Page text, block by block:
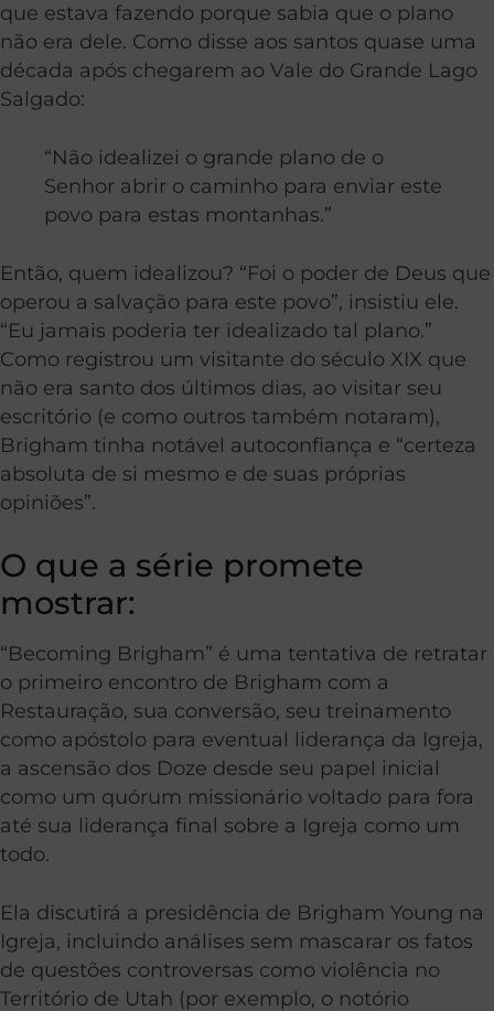
que estava fazendo porque sabia que o plano
não era dele. Como disse aos santos quase uma
década após chegarem ao Vale do Grande Lago
Salgado:
“Não idealizei o grande plano de o
Senhor abrir o caminho para enviar este
povo para estas montanhas.”
Então, quem idealizou? “Foi o poder de Deus que
operou a salvação para este povo”, insistiu ele.
“Eu jamais poderia ter idealizado tal plano.”
Como registrou um visitante do século XIX que
não era santo dos últimos dias, ao visitar seu
escritório (e como outros também notaram),
Brigham tinha notável autoconfiança e “certeza
absoluta de si mesmo e de suas próprias
opiniões”.
O que a série promete
mostrar:
“Becoming Brigham” é uma tentativa de retratar
o primeiro encontro de Brigham com a
Restauração, sua conversão, seu treinamento
como apóstolo para eventual liderança da Igreja,
a ascensão dos Doze desde seu papel inicial
como um quórum missionário voltado para fora
até sua liderança final sobre a Igreja como um
todo.
Ela discutirá a presidência de Brigham Young na
Igreja, incluindo análises sem mascarar os fatos
de questões controversas como violência no
Território de Utah (por exemplo, o notório